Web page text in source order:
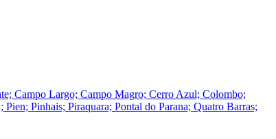
Campo Largo; Campo Magro; Cerro Azul; Colombo;
Pinhais; Piraquara; Pontal do Parana; Quatro Barras;